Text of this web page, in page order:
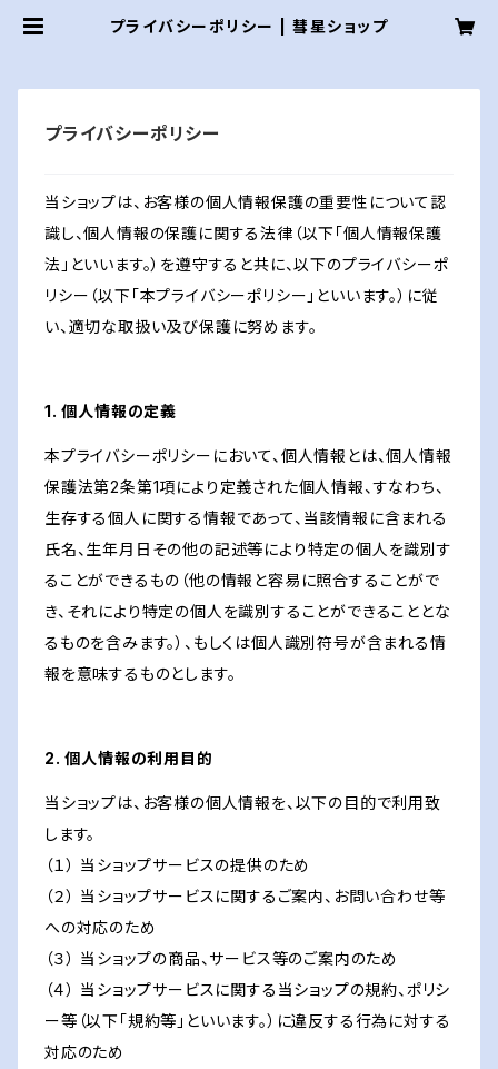
プライバシーポリシー | 彗星ショップ
プライバシーポリシー
当ショップは、お客様の個人情報保護の重要性について認
識し、個人情報の保護に関する法律（以下「個人情報保護
法」といいます。）を遵守すると共に、以下のプライバシーポ
リシー（以下「本プライバシーポリシー」といいます。）に従
い、適切な取扱い及び保護に努めます。
1. 個人情報の定義
本プライバシーポリシーにおいて、個人情報とは、個人情報
保護法第2条第1項により定義された個人情報、すなわち、
生存する個人に関する情報であって、当該情報に含まれる
氏名、生年月日その他の記述等により特定の個人を識別す
ることができるもの（他の情報と容易に照合することがで
き、それにより特定の個人を識別することができることとな
るものを含みます。）、もしくは個人識別符号が含まれる情
報を意味するものとします。
2. 個人情報の利用目的
当ショップは、お客様の個人情報を、以下の目的で利用致
します。
（１） 当ショップサービスの提供のため
（２） 当ショップサービスに関するご案内、お問い合わせ等
への対応のため
（３） 当ショップの商品、サービス等のご案内のため
（４） 当ショップサービスに関する当ショップの規約、ポリシ
ー等（以下「規約等」といいます。）に違反する行為に対する
対応のため